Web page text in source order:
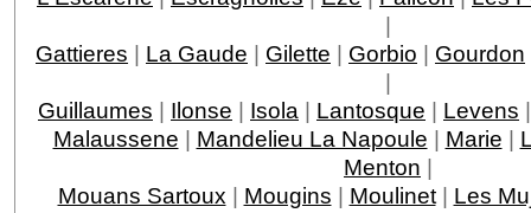
|
Gattieres | La Gaude | Gilette | Gorbio | Gourdon
|
Guillaumes | Ilonse | Isola | Lantosque | Levens
Malaussene | Mandelieu La Napoule | Marie |
Menton |
Mouans Sartoux | Mougins | Moulinet| Les